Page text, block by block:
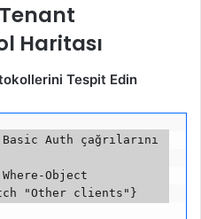
Haritası
Tespit Edin
Auth çağrılarını
Object